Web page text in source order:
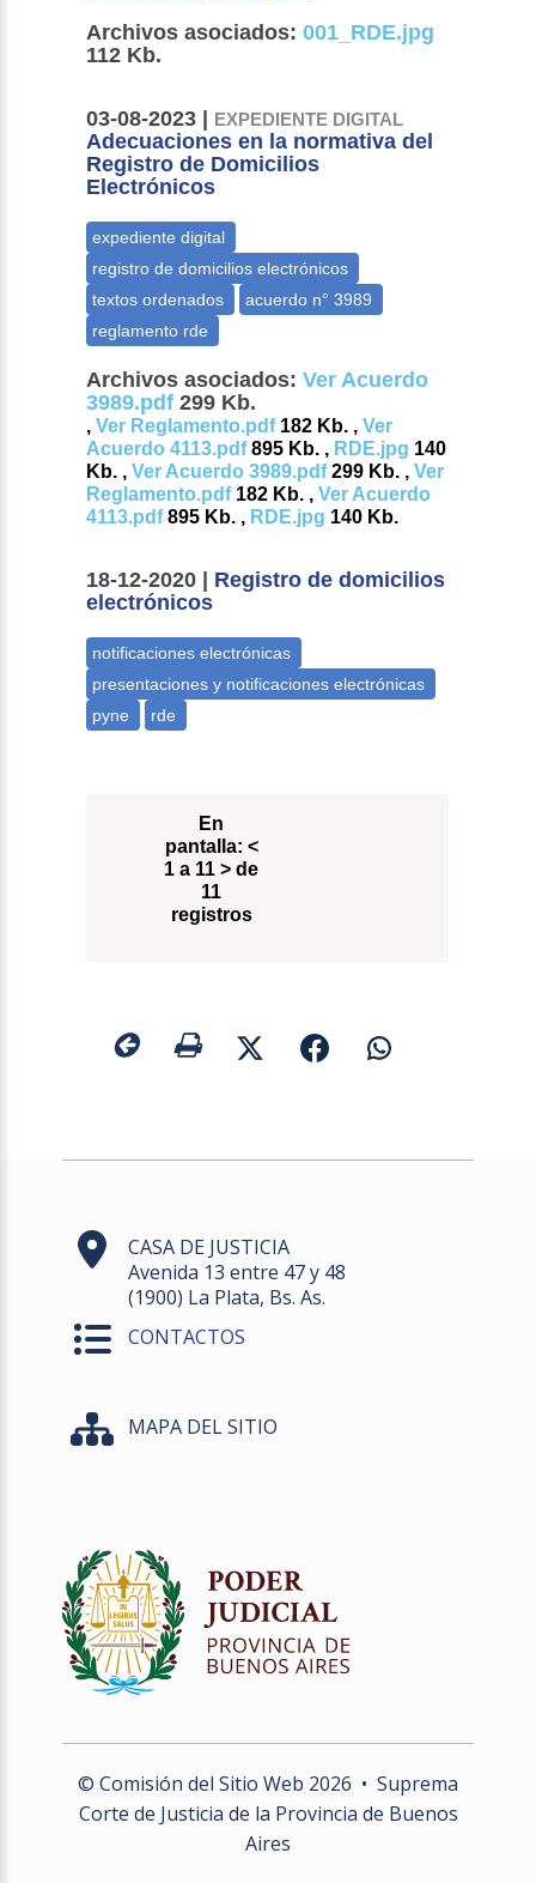
Archivos asociados: 001_RDE.jpg
112 Kb.
03-08-2023 | EXPEDIENTE DIGITAL
Adecuaciones en la normativa del
Registro de Domicilios
Electrónicos
Archivos asociados: Ver Acuerdo
3989.pdf 299 Kb.
,Ver Reglamento.pdf182 Kb. ,Ver
Acuerdo 4113.pdf895 Kb. , RDE.jpg 140
Kb. ,Ver Acuerdo 3989.pdf299 Kb. ,Ver
Reglamento.pdf182 Kb. ,Ver Acuerdo
4113.pdf895 Kb. , RDE.jpg 140 Kb.
18-12-2020 | Registro de domicilios
electrónicos
En
pantalla: <
1 a 11 > de
11
registros
CASA DE JUSTICIA
Avenida 13 entre 47 y 48
(1900) La Plata, Bs. As.
CONTACTOS
MAPA DEL SITIO
© Comisión del Sitio Web 2026 • Suprema
Corte de Justicia de la Provincia de Buenos
Aires